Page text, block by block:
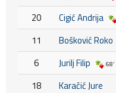
20 Cigić Andrija
11 Bošković Roko
6 Jurilj Filip 68'
18
Karačić Jure